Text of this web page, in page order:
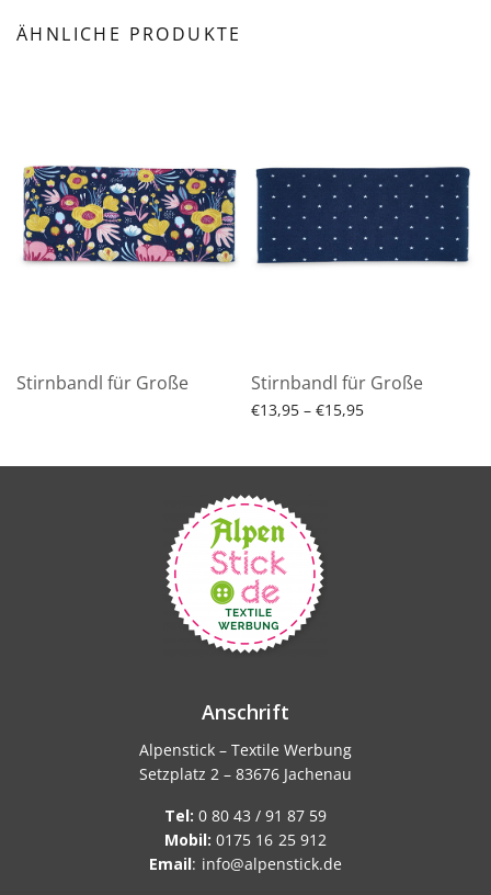
ÄHNLICHE PRODUKTE
Stirnbandl für Große Stirnbandl für Große
€13,95 – €15,95Preisspanne:
Anschrift
Alpenstick – Textile Werbung
Setzplatz 2 – 83676 Jachenau
Tel: 0 80 43 / 91 87 59
Mobil: 0175 16 25 912
Email: info@alpenstick.de